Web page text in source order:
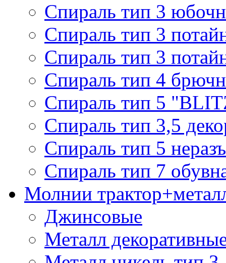
Спираль тип 3
Спираль тип 3
Спираль тип 3
Спираль тип 4
Спираль тип 5
Спираль тип 3,5
Спираль тип 5
Спираль тип 7
Молнии
Джинсовые
Металл